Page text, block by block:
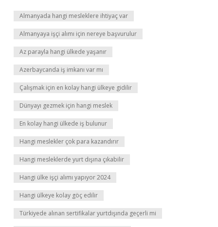
Almanyada hangi mesleklere ihtiyaç var
Almanyaya işçi alımı için nereye başvurulur
Az parayla hangi ülkede yaşanır
Azerbaycanda iş imkanı var mı
Çalışmak için en kolay hangi ülkeye gidilir
Dünyayı gezmek için hangi meslek
En kolay hangi ülkede iş bulunur
Hangi meslekler çok para kazandırır
Hangi mesleklerde yurt dışına çıkabilir
Hangi ülke işçi alımı yapıyor 2024
Hangi ülkeye kolay göç edilir
Türkiyede alınan sertifikalar yurtdışında geçerli mi